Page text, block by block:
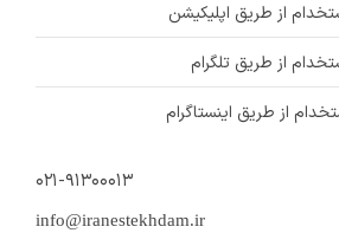
از طریق اپلیکیشن
از طریق تلگرام
از طریق اینستاگرام
۰۲۱-۹۱۳۰۰۰۱۳
info@iranestekhdam.ir